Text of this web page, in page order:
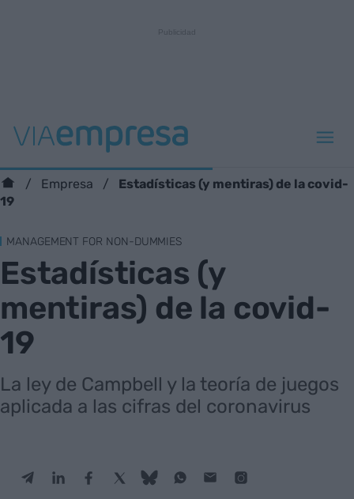
Empresa
Estadísticas (y mentiras) de la covid-
19
MANAGEMENT FOR NON-DUMMIES
Estadísticas (y
mentiras) de la covid-
19
La ley de Campbell y la teoría de juegos
aplicada a las cifras del coronavirus